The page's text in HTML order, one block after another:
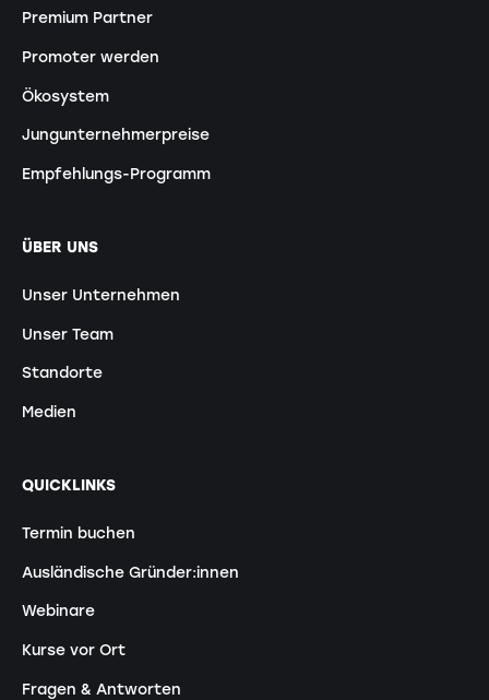
Premium Partner
Promoter werden
Ökosystem
Jungunternehmerpreise
Empfehlungs-Programm
ÜBER UNS
Unser Unternehmen
Unser Team
Standorte
Medien
QUICKLINKS
Termin buchen
Ausländische Gründer:innen
Webinare
Kurse vor Ort
Fragen & Antworten